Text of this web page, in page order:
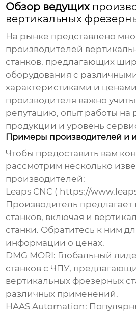
Обзор ведущих
вертикальных
На рынке представлено
производителей
станков, предлагающих
оборудования с
характеристиками и
производителя важно
репутацию, опыт работы на
продукции и уровень
Примеры производителей и
Чтобы предоставить вам
рассмотрим несколько
производителей:
Leaps CNC ( https://
Производитель
станков, включая и
станки. Обратитесь к ним
информации о ценах.
DMG MORI: Глобальный
станков с ЧПУ,
вертикальных фрезерных
различных применений.
HAAS Automation: